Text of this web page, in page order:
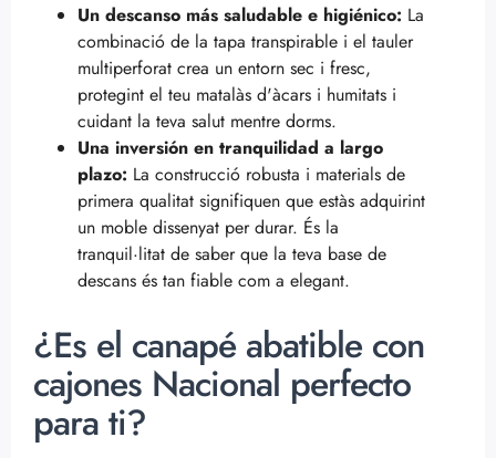
Un descanso más saludable e higiénico: La
combinació de la tapa transpirable i el tauler
multiperforat crea un entorn sec i fresc,
protegint el teu matalàs d'àcars i humitats i
cuidant la teva salut mentre dorms.
Una inversión en tranquilidad a largo
plazo: La construcció robusta i materials de
primera qualitat signifiquen que estàs adquirint
un moble dissenyat per durar. És la
tranquil·litat de saber que la teva base de
descans és tan fiable com a elegant.
¿Es el canapé abatible con
cajones Nacional perfecto
para ti?